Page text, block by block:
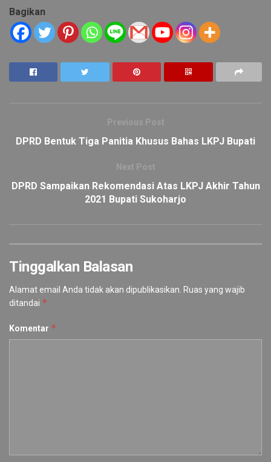
Bagikan
Previous Post
DPRD Bentuk Tiga Panitia Khusus Bahas LKPJ Bupati
Next Post
DPRD Sampaikan Rekomendasi Atas LKPJ Akhir Tahun
2021 Bupati Sukoharjo
Tinggalkan Balasan
Alamat email Anda tidak akan dipublikasikan. Ruas yang wajib
ditandai *
Komentar *